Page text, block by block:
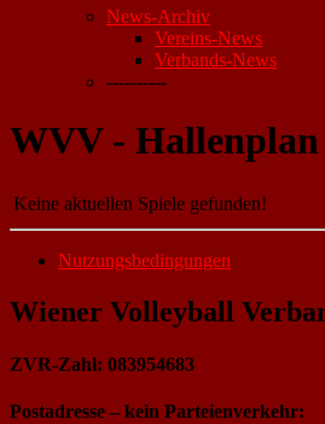
News-Archiv
Vereins-News
Verbands-News
----------
WVV - Hallenplan
Keine aktuellen Spiele gefunden!
Nutzungsbedingungen
Wiener Volleyball
ZVR-Zahl: 083954683
Postadresse – kein Parteienverkehr: